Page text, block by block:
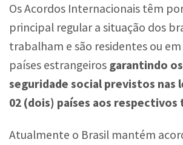
Os Acordos Internacionais têm
principal regular a situação dos
trabalham e são residentes ou
países estrangeiros garantindo
seguridade social previstos nas
02 (dois) países aos
Atualmente o Brasil mantém